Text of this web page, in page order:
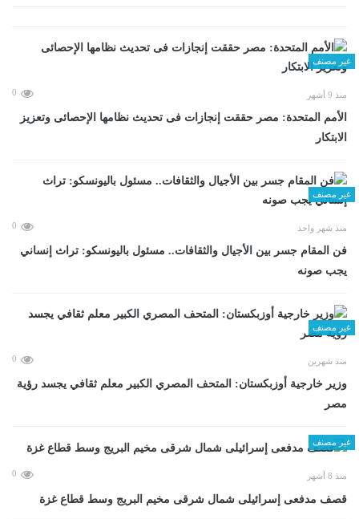
غير مصنف
منذ 9 أشهر 0
الأمم المتحدة: مصر حققت إنجازات فى تحديث نظامها الإحصائى وتعزيز
الابتكار
غير مصنف
منذ شهر واحد 0
فن المقام جسر بين الأجيال والثقافات.. مسئول باليونسكو: تراث إنساني
يجب صونه
غير مصنف
منذ شهرين 0
وزير خارجية أوزبكستان: المتحف المصري الكبير معلم ثقافي يجسد رؤية
مصر
غير مصنف
منذ 8 أشهر 0
قصف مدفعى إسرائيلى شمال شرقى مخيم البريج وسط قطاع غزة